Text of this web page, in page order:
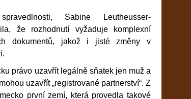
Sabine Leutheusser-
že rozhodnutí vyžaduje komplexní
dokumentů, jakož i jisté změny v
právo uzavřít legálně sňatek jen muž a
uzavřít „registrované partnerství“. Z
první zemí, která provedla takové